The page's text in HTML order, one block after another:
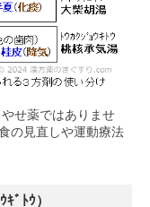
せ薬ではありませ
食の見直しや運動療法
ﾞﾄｳ）